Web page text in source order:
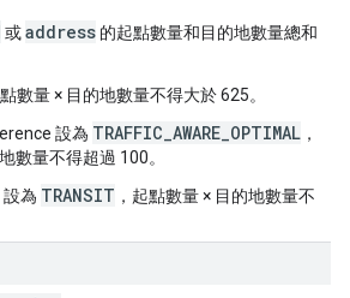
或address 的起點數量和目的地數量總和
數量 × 目的地數量不得大於 625。
設為 TRAFFIC_AWARE_OPTIMAL ，
數量不得超過 100。
為 TRANSIT ，起點數量 × 目的地數量不